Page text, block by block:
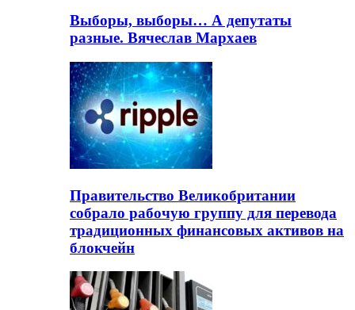
Выборы, выборы… А депутаты
разные. Вячеслав Мархаев
Правительство Великобритании
собрало рабочую группу для перевода
традиционных финансовых активов на
блокчейн